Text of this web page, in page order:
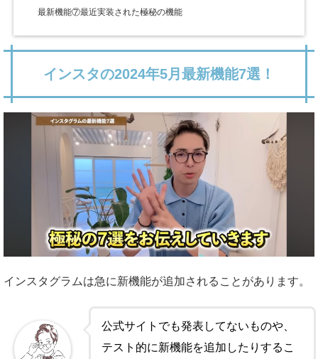
最新機能⑦最近実装された極秘の機能
インスタの2024年5月最新機能7選！
インスタグラムは急に新機能が追加されることがあります。
公式サイトでも発表してないものや、
テスト的に新機能を追加したりするこ